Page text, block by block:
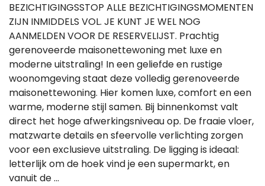
BEZICHTIGINGSSTOP ALLE BEZICHTIGINGSMOMENTEN
ZIJN INMIDDELS VOL. JE KUNT JE WEL NOG
AANMELDEN VOOR DE RESERVELIJST. Prachtig
gerenoveerde maisonettewoning met luxe en
moderne uitstraling! In een geliefde en rustige
woonomgeving staat deze volledig gerenoveerde
maisonettewoning. Hier komen luxe, comfort en een
warme, moderne stijl samen. Bij binnenkomst valt
direct het hoge afwerkingsniveau op. De fraaie vloer,
matzwarte details en sfeervolle verlichting zorgen
voor een exclusieve uitstraling. De ligging is ideaal:
letterlijk om de hoek vind je een supermarkt, en
vanuit de ...